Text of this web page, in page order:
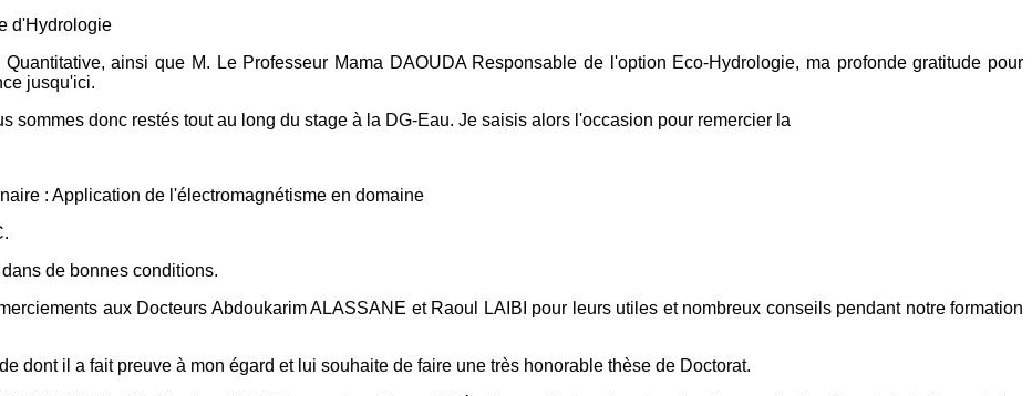
d'Hydrologie
ainsi que M. Le Professeur Mama DAOUDA Responsable de l'option Eco-Hydrologie, ma profonde gratitude pour
jusqu'ici.
sommes donc restés tout au long du stage à la DG-Eau. Je saisis alors l'occasion pour remercier la
: Application de l'électromagnétisme en domaine
de bonnes conditions.
aux Docteurs Abdoukarim ALASSANE et Raoul LAIBI pour leurs utiles et nombreux conseils pendant notre formation
dont il a fait preuve à mon égard et lui souhaite de faire une très honorable thèse de Doctorat.